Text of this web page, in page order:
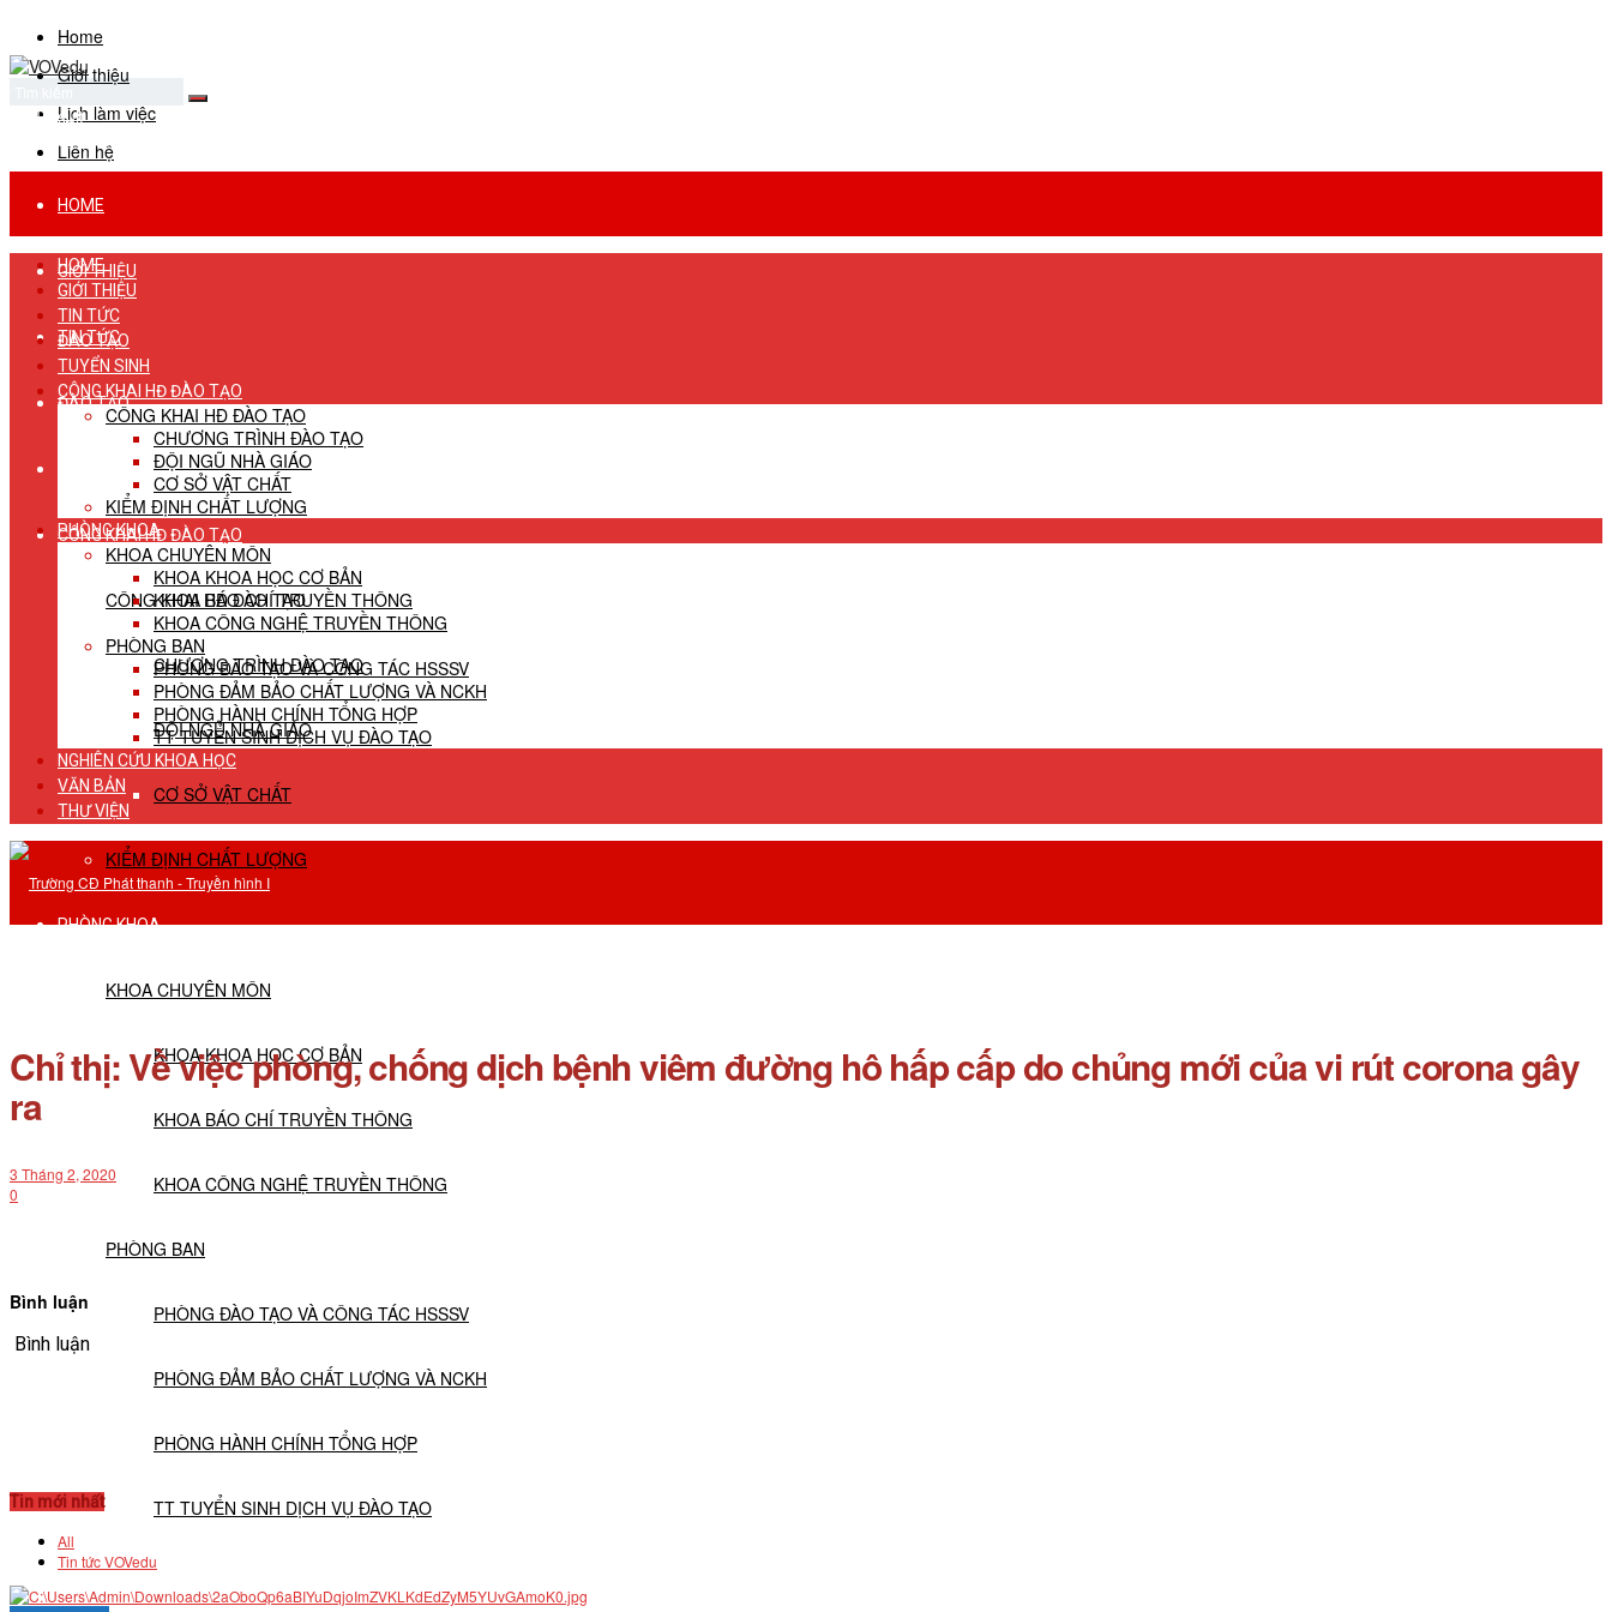
Home
Giới thiệu
Lịch làm việc
Liên hệ
No Result
View All Result
HOME
GIỚI THIỆU
TIN TỨC
ĐÀO TẠO
TUYỂN SINH
CÔNG KHAI HĐ ĐÀO TẠO
CÔNG KHAI HĐ ĐÀO TẠO
CHƯƠNG TRÌNH ĐÀO TẠO
ĐỘI NGŨ NHÀ GIÁO
CƠ SỞ VẬT CHẤT
KIỂM ĐỊNH CHẤT LƯỢNG
PHÒNG KHOA
KHOA CHUYÊN MÔN
KHOA KHOA HỌC CƠ BẢN
KHOA BÁO CHÍ TRUYỀN THÔNG
KHOA CÔNG NGHỆ TRUYỀN THÔNG
PHÒNG BAN
PHÒNG ĐÀO TẠO VÀ CÔNG TÁC HSSSV
PHÒNG ĐẢM BẢO CHẤT LƯỢNG VÀ NCKH
PHÒNG HÀNH CHÍNH TỔNG HỢP
TT TUYỂN SINH DỊCH VỤ ĐÀO TẠO
NGHIÊN CỨU KHOA HỌC
HOME
GIỚI THIỆU
TIN TỨC
ĐÀO TẠO
TUYỂN SINH
CÔNG KHAI HĐ ĐÀO TẠO
CÔNG KHAI HĐ ĐÀO TẠO
CHƯƠNG TRÌNH ĐÀO TẠO
ĐỘI NGŨ NHÀ GIÁO
CƠ SỞ VẬT CHẤT
KIỂM ĐỊNH CHẤT LƯỢNG
PHÒNG KHOA
KHOA CHUYÊN MÔN
KHOA KHOA HỌC CƠ BẢN
KHOA BÁO CHÍ TRUYỀN THÔNG
KHOA CÔNG NGHỆ TRUYỀN THÔNG
PHÒNG BAN
PHÒNG ĐÀO TẠO VÀ CÔNG TÁC HSSSV
PHÒNG ĐẢM BẢO CHẤT LƯỢNG VÀ NCKH
PHÒNG HÀNH CHÍNH TỔNG HỢP
TT TUYỂN SINH DỊCH VỤ ĐÀO TẠO
NGHIÊN CỨU KHOA HỌC
VĂN BẢN
THƯ VIỆN
Chỉ thị: Về việc phòng, chống dịch bệnh viêm đường hô hấp cấp do chủng mới của vi rút corona gây
ra
3 Tháng 2, 2020
0
Bình luận
Bình luận
Tin mới nhất
All
Tin tức VOVedu